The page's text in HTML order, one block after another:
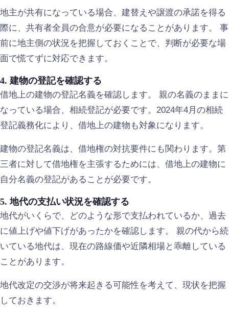
地主が共有になっている場合、建替えや譲渡の承諾を得る
際に、共有者全員の合意が必要になることがあります。 事
前に地主側の状況を把握しておくことで、判断が必要な場
面で慌てずに対応できます。
4. 建物の登記を確認する
借地上の建物の登記名義を確認します。 親の名義のままに
なっている場合、相続登記が必要です。2024年4月の相続
登記義務化により、借地上の建物も対象になります。
建物の登記名義は、借地権の対抗要件にも関わります。第
三者に対して借地権を主張するためには、借地上の建物に
自分名義の登記があることが必要です。
5. 地代の支払い状況を確認する
地代がいくらで、どのような形で支払われているか、過去
に値上げや値下げがあったかを確認します。 親の代から続
いている地代は、現在の路線価や近隣相場と乖離している
ことがあります。
地代改定の交渉が将来起きる可能性を考えて、現状を把握
しておきます。